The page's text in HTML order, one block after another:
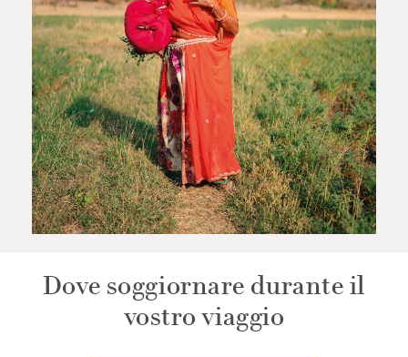
Dove soggiornare durante il
vostro viaggio